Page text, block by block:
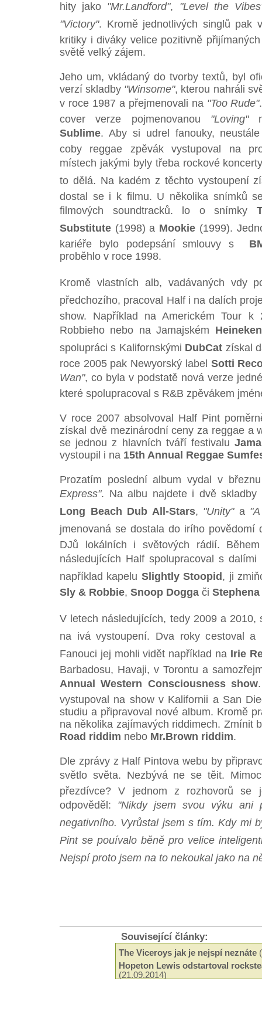
hity jako "Mr.Landford", "Level the
"Victory". Kromě jednotlivých singlů pak
kritiky i diváky velice pozitivně
světě velký zájem.
Jeho um, vkládaný do tvorby textů, byl
verzí skladby "Winsome", kterou nahráli
v roce 1987 a přejmenovali na "Too Rude"
cover verze pojmenovanou "Loving"
Sublime. Aby si udrel fanouky,
coby reggae zpěvák vystupoval na
místech jakými byly třeba rockové
to dělá. Na kadém z těchto vystoupení
dostal se i k filmu. U několika snímků
filmových soundtracků. lo o snímky
Substitute (1998) a Mookie (1999).
kariéře bylo podepsání smlouvy s
proběhlo v roce 1998.
Kromě vlastních alb, vadávaných vdy
předchozího, pracoval Half i na dalích
show. Například na Americkém Tour k
Robbieho nebo na Jamajském
spolupráci s Kalifornskými DubCat získal
roce 2005 pak Newyorský label Sotti
Wan", co byla v podstatě nová verze
které spolupracoval s R&B zpěvákem
V roce 2007 absolvoval Half Pint
získal dvě mezinárodní ceny za reggae a
se jednou z hlavních tváří festivalu
vystoupil i na 15th Annual Reggae
Prozatím poslední album vydal v
Express". Na albu najdete i dvě skladby
Long Beach Dub All-Stars, "Unity"a
jmenovaná se dostala do irího
DJů lokálních i světových rádií.
následujících Half spolupracoval s
například kapelu Slightly Stoopid , ji
Sly & Robbie, Snoop Dogga či
V letech následujících, tedy 2009 a 2010,
na ivá vystoupení. Dva roky cestoval
Fanouci jej mohli vidět například na Irie
Barbadosu, Havaji, v Torontu a
Annual Western Consciousness show
vystupoval na show v Kalifornii a San
studiu a připravoval nové album. Kromě
na několika zajímavých riddimech. Zmínit
Road riddim nebo Mr.Brown riddim.
Dle zprávy z Half Pintova webu by
světlo světa. Nezbývá ne se těit.
přezdívce? V jednom z rozhovorů
odpověděl: "Nikdy jsem svou výku ani
negativního. Vyrůstal jsem s tím. Kdy mi
Pint se pouívalo běně pro velice
Nejspí proto jsem na to nekoukal jako na
Související články:
The Viceroys jak je nejspí neznáte
Hopeton Lewis odstartoval
(21.09.2014)